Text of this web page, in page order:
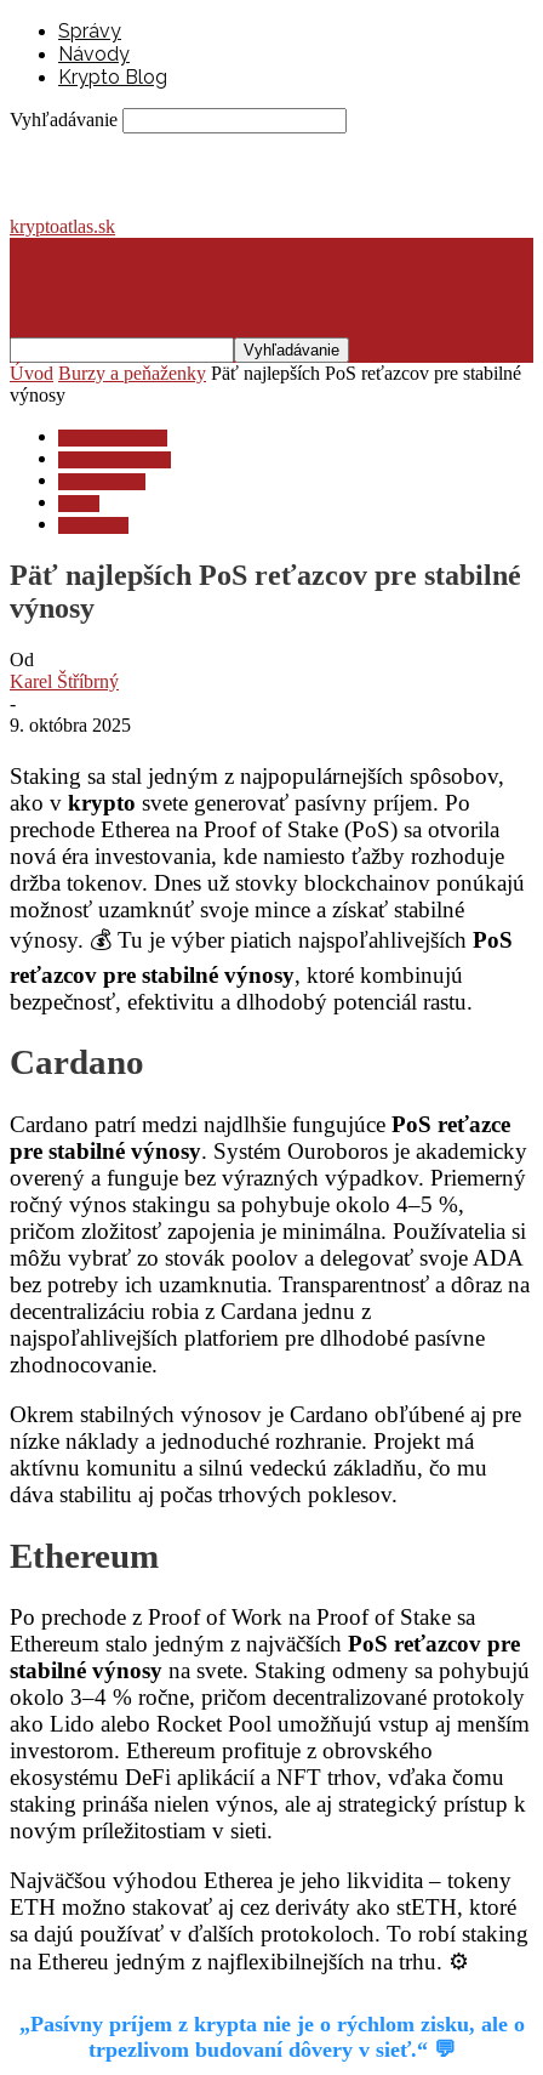
Správy
Návody
Krypto Blog
Vyhľadávanie
kryptoatlas.sk
Úvod Burzy a peňaženky Päť najlepších PoS reťazcov pre stabilné
výnosy
Päť najlepších PoS reťazcov pre stabilné
výnosy
Od
Karel Štříbrný
-
9. októbra 2025
Staking sa stal jedným z najpopulárnejších spôsobov,
ako v krypto svete generovať pasívny príjem. Po
prechode Etherea na Proof of Stake (PoS) sa otvorila
nová éra investovania, kde namiesto ťažby rozhoduje
držba tokenov. Dnes už stovky blockchainov ponúkajú
možnosť uzamknúť svoje mince a získať stabilné
výnosy. 💰 Tu je výber piatich najspoľahlivejších PoS
reťazcov pre stabilné výnosy, ktoré kombinujú
bezpečnosť, efektivitu a dlhodobý potenciál rastu.
Cardano
Cardano patrí medzi najdlhšie fungujúce PoS reťazce
pre stabilné výnosy. Systém Ouroboros je akademicky
overený a funguje bez výrazných výpadkov. Priemerný
ročný výnos stakingu sa pohybuje okolo 4–5 %,
pričom zložitosť zapojenia je minimálna. Používatelia si
môžu vybrať zo stovák poolov a delegovať svoje ADA
bez potreby ich uzamknutia. Transparentnosť a dôraz na
decentralizáciu robia z Cardana jednu z
najspoľahlivejších platforiem pre dlhodobé pasívne
zhodnocovanie.
Okrem stabilných výnosov je Cardano obľúbené aj pre
nízke náklady a jednoduché rozhranie. Projekt má
aktívnu komunitu a silnú vedeckú základňu, čo mu
dáva stabilitu aj počas trhových poklesov.
Ethereum
Po prechode z Proof of Work na Proof of Stake sa
Ethereum stalo jedným z najväčších PoS reťazcov pre
stabilné výnosy na svete. Staking odmeny sa pohybujú
okolo 3–4 % ročne, pričom decentralizované protokoly
ako Lido alebo Rocket Pool umožňujú vstup aj menším
investorom. Ethereum profituje z obrovského
ekosystému DeFi aplikácií a NFT trhov, vďaka čomu
staking prináša nielen výnos, ale aj strategický prístup k
novým príležitostiam v sieti.
Najväčšou výhodou Etherea je jeho likvidita – tokeny
ETH možno stakovať aj cez deriváty ako stETH, ktoré
sa dajú používať v ďalších protokoloch. To robí staking
na Ethereu jedným z najflexibilnejších na trhu. ⚙️
„Pasívny príjem z krypta nie je o rýchlom zisku, ale o
trpezlivom budovaní dôvery v sieť.“ 💬